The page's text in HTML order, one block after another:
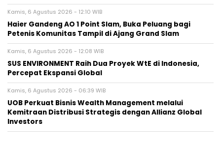
Kamis, 6 Agustus 2026 - 12:10 WIB
Haier Gandeng AO 1 Point Slam, Buka Peluang bagi
Petenis Komunitas Tampil di Ajang Grand Slam
Kamis, 6 Agustus 2026 - 12:08 WIB
SUS ENVIRONMENT Raih Dua Proyek WtE di Indonesia,
Percepat Ekspansi Global
Kamis, 6 Agustus 2026 - 06:39 WIB
UOB Perkuat Bisnis Wealth Management melalui
Kemitraan Distribusi Strategis dengan Allianz Global
Investors